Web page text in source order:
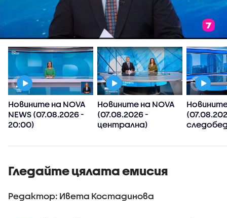
Новините на NOVA
NEWS (07.08.2026 -
20:00)
Новините на NOVA
(07.08.2026 -
централна)
Гледайте цялата емисия
Редактор: Ивета Костадинова